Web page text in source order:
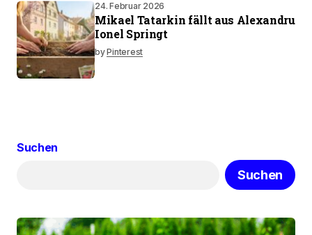
24. Februar 2026
Mikael Tatarkin fällt aus Alexandru
Ionel Springt
byPinterest
Suchen
Suchen